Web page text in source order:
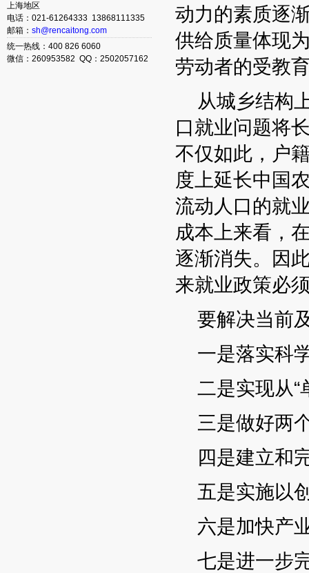
上海地区
电话：021-61264333 13868111335
邮箱： sh@rencaitong.com
统一热线：400 826 6060
微信：260953582 QQ：2502057162
动力的素质逐
供给质量体现
劳动者的受教
从城乡结构
口就业问题将
不仅如此，户
度上延长中国
流动人口的就
成本上来看，
逐渐消失。因
来就业政策必
要解决当前
一是落实科
二是实现从“
三是做好两个
四是建立和
五是实施以
六是加快产
七是进一步